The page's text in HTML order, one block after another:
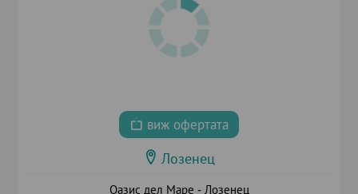
виж офертата
Лозенец
Оазис дел Маре - Лозенец